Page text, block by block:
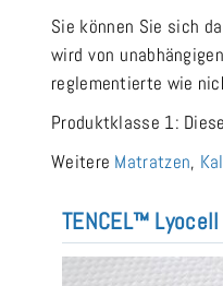
Sie können Sie sich
wird von unabhängigen
reglementierte wie
Produktklasse 1:
Weitere Matratzen,
TENCEL™ Lyocell